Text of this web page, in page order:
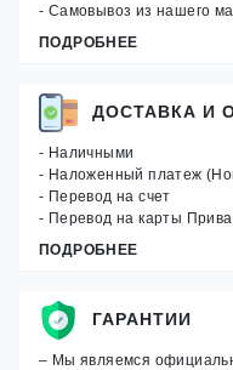
- Самовывоз из нашего
ПОДРОБНЕЕ
ДОСТАВКА И
- Наличными
- Наложенный платеж
- Перевод на счет
- Перевод на карты
ПОДРОБНЕЕ
ГАРАНТИИ
– Мы являемся